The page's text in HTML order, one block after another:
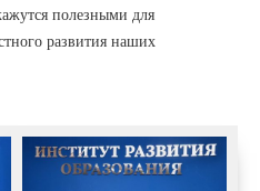
полезными для
развития наших